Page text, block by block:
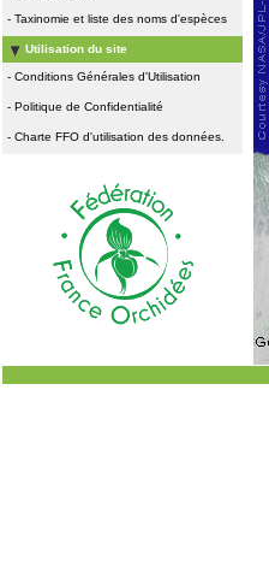
- Taxinomie et liste des noms d'espèces
Utilisation du site
- Conditions Générales d'Utilisation
- Politique de Confidentialité
- Charte FFO d'utilisation des données.